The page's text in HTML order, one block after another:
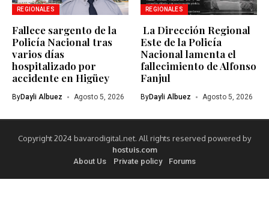
REGIONALES
Fallece sargento de la
Policía Nacional tras
varios días
hospitalizado por
accidente en Higüey
ByDayli Albuez Agosto 5, 2026
REGIONALES
La Dirección Regional
Este de la Policía
Nacional lamenta el
fallecimiento de Alfonso
Fanjul
ByDayli Albuez Agosto 5, 2026
Copyright 2024 bavarodigital.net. All rights reserved powered by
hostuis.com
About Us Private policy Forums